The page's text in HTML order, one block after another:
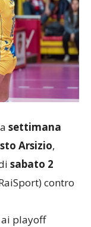
settimana
Arsizio,
sabato 2
contro
ai playoff